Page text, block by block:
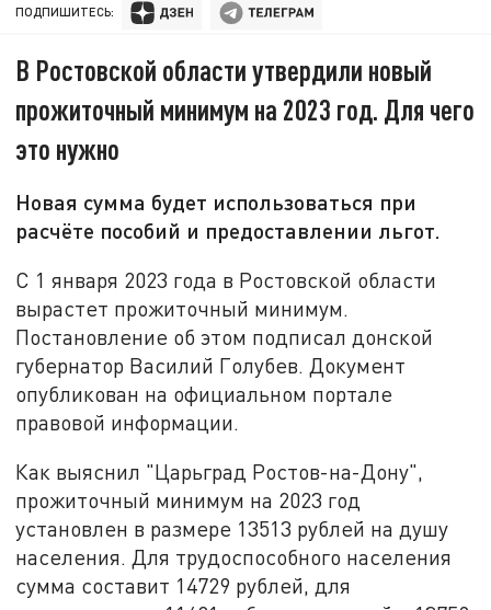
ПОДПИШИТЕСЬ:
В Ростовской области утвердили новый
прожиточный минимум на 2023 год. Для чего
это нужно
Новая сумма будет использоваться при
расчёте пособий и предоставлении льгот.
С 1 января 2023 года в Ростовской области
вырастет прожиточный минимум.
Постановление об этом подписал донской
губернатор Василий Голубев. Документ
опубликован на официальном портале
правовой информации.
Как выяснил "Царьград Ростов-на-Дону",
прожиточный минимум на 2023 год
установлен в размере 13513 рублей на душу
населения. Для трудоспособного населения
сумма составит 14729 рублей, для